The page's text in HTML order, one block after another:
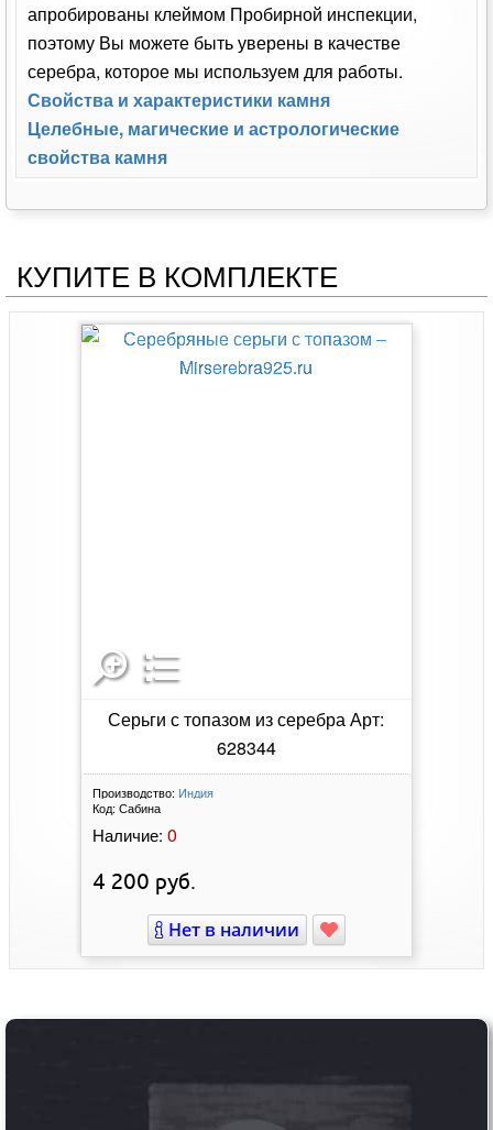
апробированы клеймом Пробирной инспекции,
поэтому Вы можете быть уверены в качестве
серебра, которое мы используем для работы.
Свойства и характеристики камня
Целебные, магические и астрологические
свойства камня
КУПИТЕ В КОМПЛЕКТЕ
Серьги с топазом из серебра Арт:
628344
Производство: Индия
Код: Сабина
Наличие: 0
4 200 руб.
Нет в наличии